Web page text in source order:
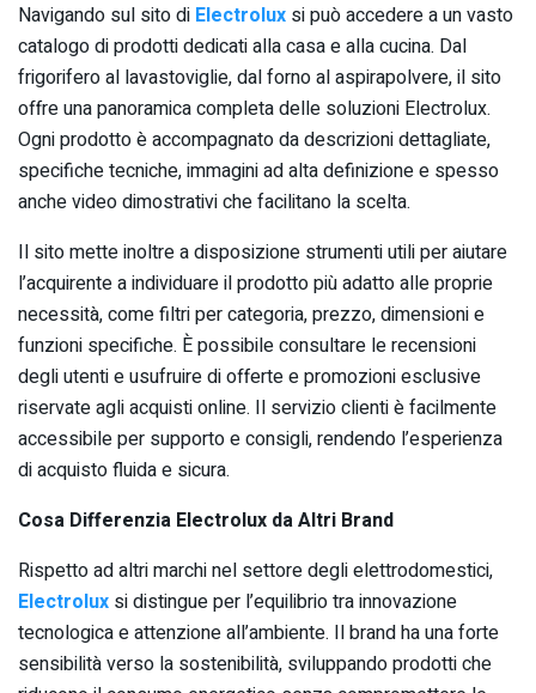
Navigando sul sito di Electrolux si può accedere a un vasto
catalogo di prodotti dedicati alla casa e alla cucina. Dal
frigorifero al lavastoviglie, dal forno al aspirapolvere, il sito
offre una panoramica completa delle soluzioni Electrolux.
Ogni prodotto è accompagnato da descrizioni dettagliate,
specifiche tecniche, immagini ad alta definizione e spesso
anche video dimostrativi che facilitano la scelta.
Il sito mette inoltre a disposizione strumenti utili per aiutare
l’acquirente a individuare il prodotto più adatto alle proprie
necessità, come filtri per categoria, prezzo, dimensioni e
funzioni specifiche. È possibile consultare le recensioni
degli utenti e usufruire di offerte e promozioni esclusive
riservate agli acquisti online. Il servizio clienti è facilmente
accessibile per supporto e consigli, rendendo l’esperienza
di acquisto fluida e sicura.
Cosa Differenzia Electrolux da Altri Brand
Rispetto ad altri marchi nel settore degli elettrodomestici,
Electrolux si distingue per l’equilibrio tra innovazione
tecnologica e attenzione all’ambiente. Il brand ha una forte
sensibilità verso la sostenibilità, sviluppando prodotti che